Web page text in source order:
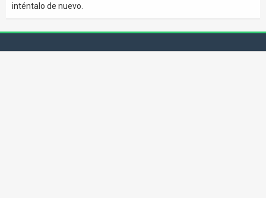
inténtalo de nuevo.